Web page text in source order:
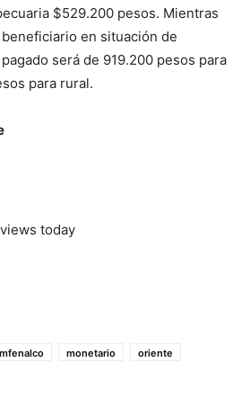
$529.200 pesos. Mientras
en situación de
será de 919.200 pesos para
para rural.
views today
monetario
oriente